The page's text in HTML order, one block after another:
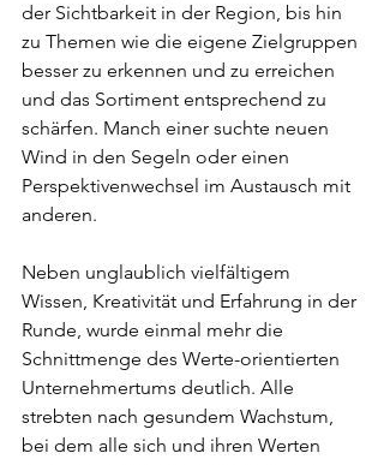
der Sichtbarkeit in der Region, bis hin
zu Themen wie die eigene Zielgruppen
besser zu erkennen und zu erreichen
und das Sortiment entsprechend zu
schärfen. Manch einer suchte neuen
Wind in den Segeln oder einen
Perspektivenwechsel im Austausch mit
anderen.
Neben unglaublich vielfältigem
Wissen, Kreativität und Erfahrung in der
Runde, wurde einmal mehr die
Schnittmenge des Werte-orientierten
Unternehmertums deutlich. Alle
strebten nach gesundem Wachstum,
bei dem alle sich und ihren Werten